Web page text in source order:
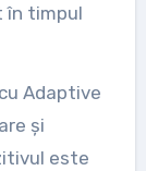
în timpul
Adaptive
și
este